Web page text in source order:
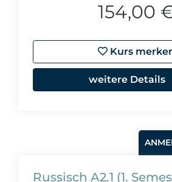
154,00
Kurs
weitere Details
Russisch A2.1 (1.